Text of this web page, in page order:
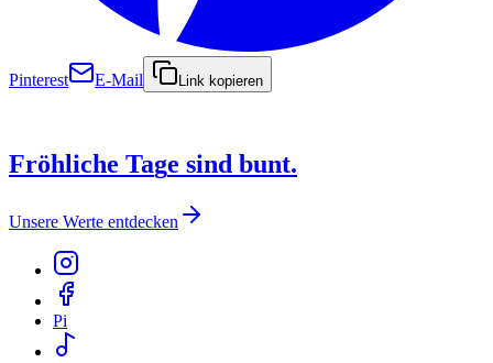
Pinterest E-Mail Link kopieren
Fröhliche Tage sind bunt.
Unsere Werte entdecken
Pi